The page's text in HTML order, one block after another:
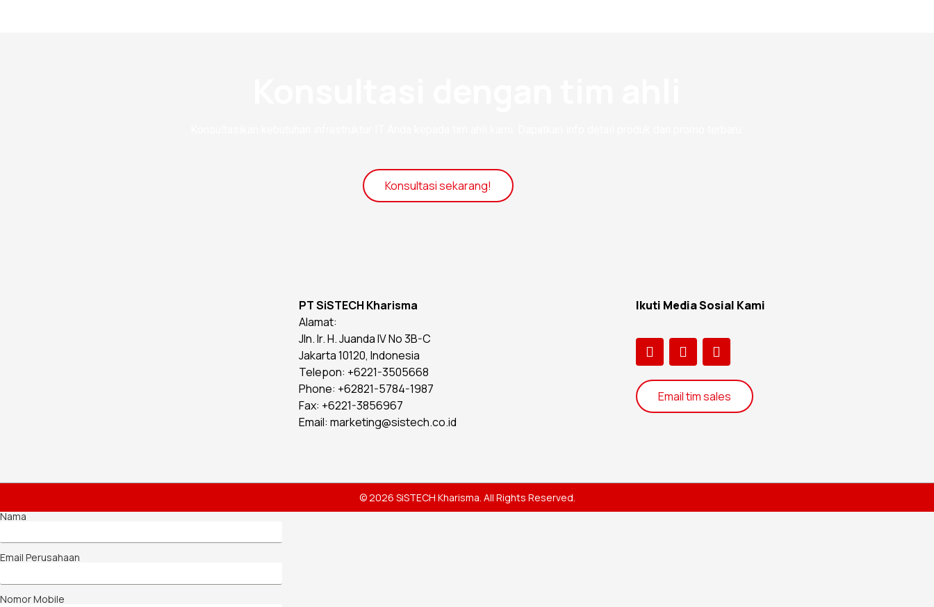
Konsultasi sekarang!
PT SiSTECH Kharisma
Alamat:
Jln. Ir. H. Juanda IV No 3B-C
Jakarta 10120, Indonesia
Telepon: +6221-3505668
Phone: +62821-5784-1987
Fax: +6221-3856967
Email: marketing@sistech.co.id
Ikuti Media Sosial Kami
Email tim sales
© 2026 SiSTECH Kharisma. All Rights Reserved.
Nama
Email Perusahaan
Nomor Mobile